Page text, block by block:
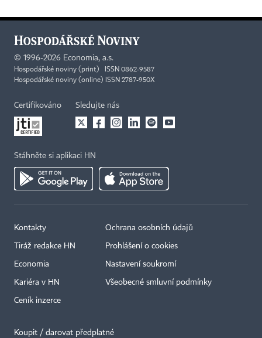
© 1996-2026 Economia, a.s.
Hospodářské noviny (print) ISSN 0862-9587
Hospodářské noviny (online) ISSN 2787-950X
Certifikováno Sledujte nás
Stáhněte si aplikaci HN
Kontakty
Tiráž redakce HN
Economia
Kariéra v HN
Ceník inzerce
Ochrana osobních údajů
Prohlášení o cookies
Nastavení soukromí
Všeobecné smluvní podmínky
Koupit / darovat předplatné